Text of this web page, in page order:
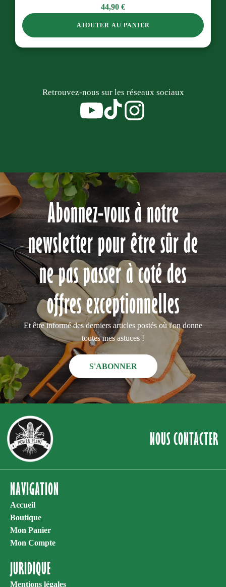
Le
44,90 €Le
AJOUTER AU PANIER
Retrouvez-nous sur les réseaux sociaux
Abonnez-vous à notre
newsletter pour être sûr de
ne pas passer à coté des
offres exceptionnelles
Et être informé des derniers articles postés où l'on donne
toutes mes astuces !
S'ABONNER
NOUS CONTACTER
NAVIGATION
Accueil
Boutique
Mon Panier
Mon Compte
JURIDIQUE
Mentions légales